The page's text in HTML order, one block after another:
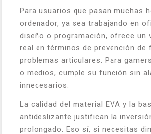
Para usuarios que pasan muchas
ordenador, ya sea trabajando en
diseño o programación, ofrece un
real en términos de prevención de
problemas articulares. Para
o medios, cumple su función sin
innecesarios.
La calidad del material EVA y la
antideslizante justifican la
prolongado. Eso sí, si necesitas